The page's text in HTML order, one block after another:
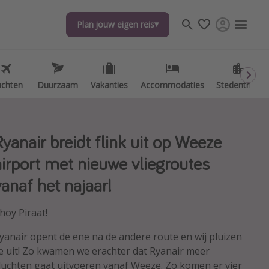
Plan jouw eigen reis
Duurzaam Vakanties Accommodaties Stedentrips
Plan jouw eigen reis
Duurzaam Vakanties Accommodaties Stedentrips
breidt flink uit op Weeze
met nieuwe vliegroutes
het najaar!
Piraat!
opent de ene na de andere route en wij pluizen
uit! Zo kwamen we erachter dat Ryanair meer
gaat uitvoeren vanaf Weeze. Zo komen er vier